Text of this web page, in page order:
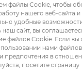
Показать больше
файлы Cookie, чтобы
нашего веб-сайта и
удобные
наш сайт, вы
файлов Cookie. Если вы
нами
предпочтения в
посетите страницу